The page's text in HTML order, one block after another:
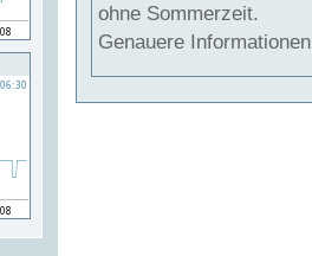
ohne Sommerzeit.
Genauere